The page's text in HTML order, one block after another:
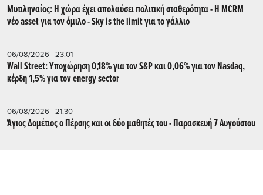
Μυτιληναίος: Η χώρα έχει απολαύσει πολιτική σταθερότητα - Η MCRM
νέο asset για τον όμιλο - Sky is the limit για το γάλλιο
06/08/2026 - 23:01
Wall Street: Υποχώρηση 0,18% για τον S&P και 0,06% για τον Nasdaq,
κέρδη 1,5% για τον energy sector
06/08/2026 - 21:30
Άγιος Δομέτιος ο Πέρσης και οι δύο μαθητές του - Παρασκευή 7 Αυγούστου